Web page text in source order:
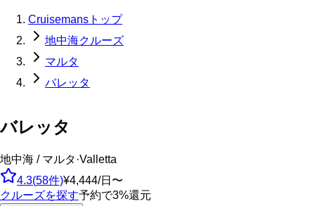
Cruisemansトップ
地中海クルーズ
マルタ
バレッタ
バレッタ
地中海 / マルタ·Valletta
4.3(58件)¥4,444/日〜
クルーズを探す予約で3%還元